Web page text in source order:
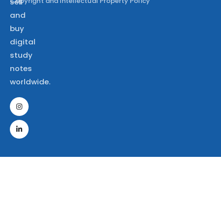
and
buy
digital
study
notes
worldwide.